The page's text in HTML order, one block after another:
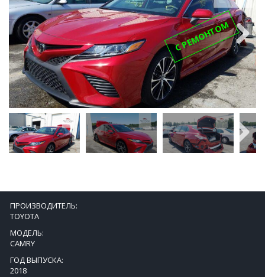
С РЕМОНТОМ Next
Next
ПРОИЗВОДИТЕЛЬ:
TOYOTA
МОДЕЛЬ:
CAMRY
ГОД ВЫПУСКА:
2018